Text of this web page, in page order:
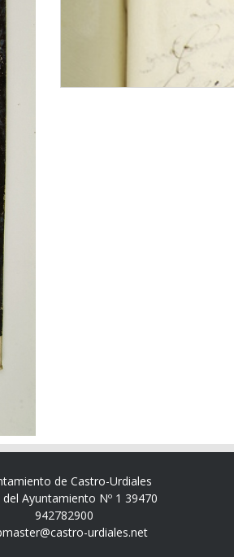
de Castro-Urdiales
del Ayuntamiento Nº 1 39470
942782900
urdiales.net